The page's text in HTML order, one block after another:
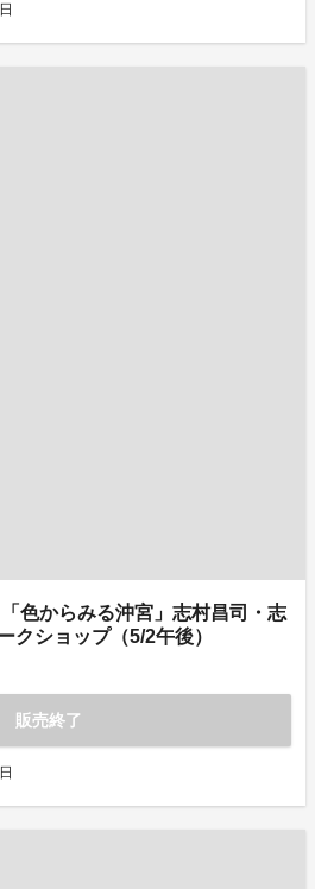
色からみる沖宮」志村昌司・志
クショップ（5/2午後）
販売終了